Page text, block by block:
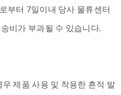
부터 7일이내 당사 물류센터
비가 부과될 수 있습니다.
제품 사용 및 착용한 흔적 발